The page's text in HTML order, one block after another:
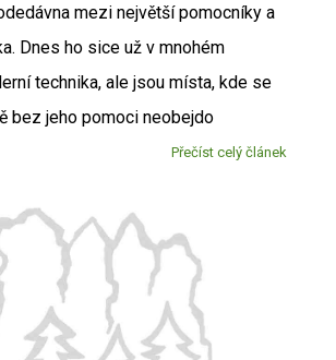
mezi největší pomocníky a
Dnes ho sice už v mnohém
technika, ale jsou místa, kde se
bez jeho pomoci neobejdo
Přečíst celý článek